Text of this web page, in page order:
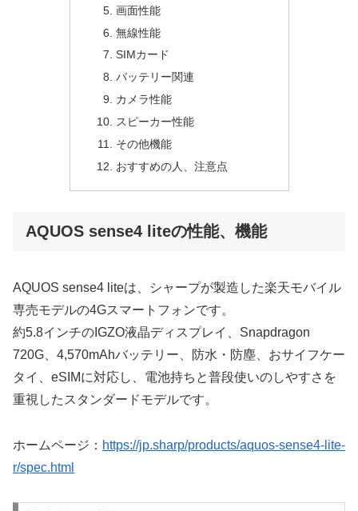
画面性能
無線性能
SIMカード
バッテリー関連
カメラ性能
スピーカー性能
その他機能
おすすめの人、注意点
AQUOS sense4 liteの性能、機能
AQUOS sense4 liteは、シャープが製造した楽天モバイル
専売モデルの4Gスマートフォンです。
約5.8インチのIGZO液晶ディスプレイ、Snapdragon
720G、4,570mAhバッテリー、防水・防塵、おサイフケー
タイ、eSIMに対応し、電池持ちと普段使いのしやすさを
重視したスタンダードモデルです。
ホームページ： https://jp.sharp/products/aquos-sense4-lite-
r/spec.html